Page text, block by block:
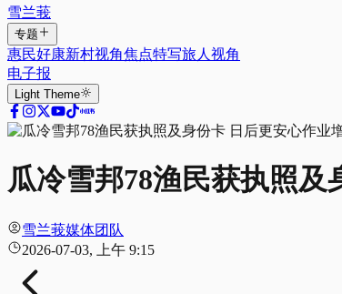
雪兰莪
专题
惠民好康新村视角焦点特写旅人视角
电子报
Light Theme
瓜冷雪邦78渔民获执照
雪兰莪媒体团队
2026-07-03, 上午 9:15